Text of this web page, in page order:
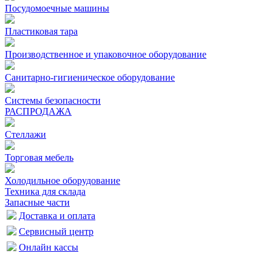
Посудомоечные машины
Пластиковая тара
Производственное и упаковочное оборудование
Санитарно-гигиеническое оборудование
Системы безопасности
РАСПРОДАЖА
Стеллажи
Торговая мебель
Холодильное оборудование
Техника для склада
Запасные части
Доставка и оплата
Сервисный центр
Онлайн кассы